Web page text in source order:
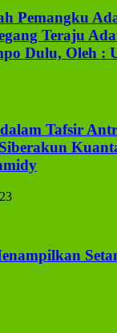
Pemangku
Teraju
Dulu, Oleh :
Tafsir